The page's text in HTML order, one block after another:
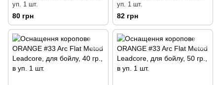
уп. 1 шт.
80 грн
уп. 1 шт.
82 грн